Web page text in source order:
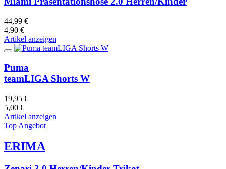
44,99 €
4,90 €
Artikel anzeigen
Puma
teamLIGA Shorts W
19,95 €
5,00 €
Artikel anzeigen
Top Angebot
ERIMA